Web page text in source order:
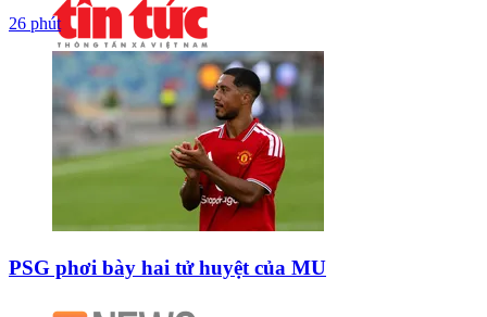
26 phút
PSG phơi bày hai tử huyệt của MU